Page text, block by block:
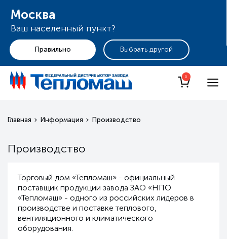
Москва
Ваш населенный пункт?
+7 (495) 255-19-29
0
Главная Информация Производство
Производство
Торговый дом «Тепломаш» - официальный
поставщик продукции завода ЗАО «НПО
«Тепломаш» - одного из российских лидеров в
производстве и поставке теплового,
вентиляционного и климатического
оборудования.